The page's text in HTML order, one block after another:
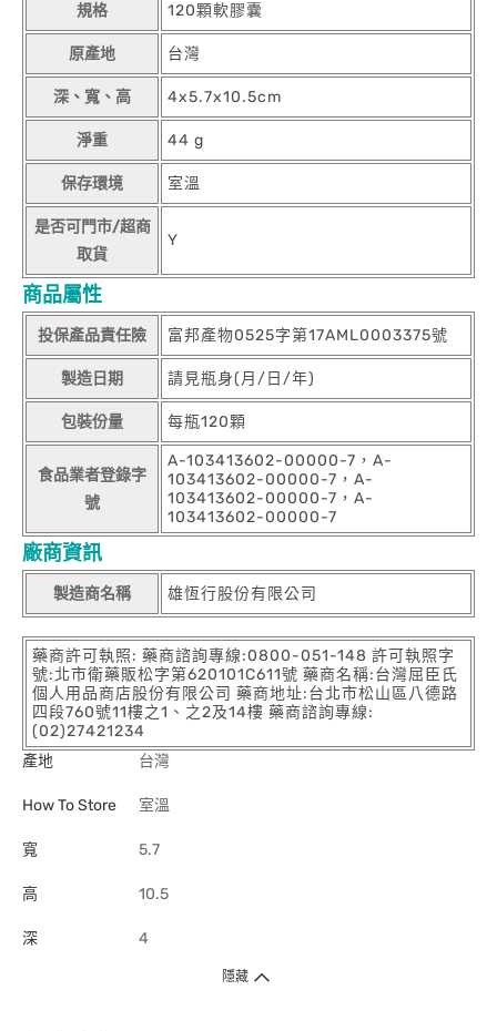
規格 120顆軟膠囊
原產地 台灣
深、寬、高 4x5.7x10.5cm
淨重 44 g
保存環境 室溫
是否可門市/超商
取貨
Y
商品屬性
投保產品責任險 富邦產物0525字第17AML0003375號
製造日期 請見瓶身(月/日/年)
包裝份量 每瓶120顆
食品業者登錄字
號
A-103413602-00000-7，A-
103413602-00000-7，A-
103413602-00000-7，A-
103413602-00000-7
廠商資訊
製造商名稱 雄恆行股份有限公司
藥商許可執照: 藥商諮詢專線:0800-051-148 許可執照字
號:北市衛藥販松字第620101C611號 藥商名稱:台灣屈臣氏
個人用品商店股份有限公司 藥商地址:台北市松山區八德路
四段760號11樓之1、之2及14樓 藥商諮詢專線:
(02)27421234
產地
台灣
How To Store 室溫
寬 5.7
高 10.5
深 4
隱藏